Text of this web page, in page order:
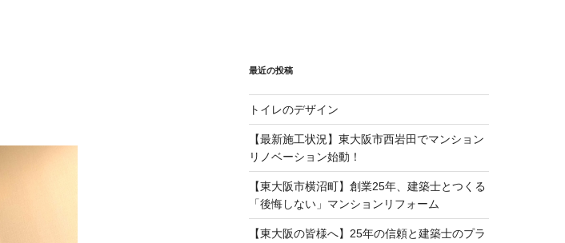
最近の投稿
トイレのデザイン
【最新施工状況】東大阪市西岩田でマンション
リノベーション始動！
【東大阪市横沼町】創業25年、建築士とつくる
「後悔しない」マンションリフォーム
【東大阪の皆様へ】25年の信頼と建築士のプラ